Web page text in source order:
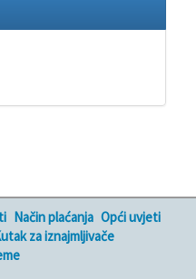
Način plaćanja Opći uvjeti
za iznajmljivače